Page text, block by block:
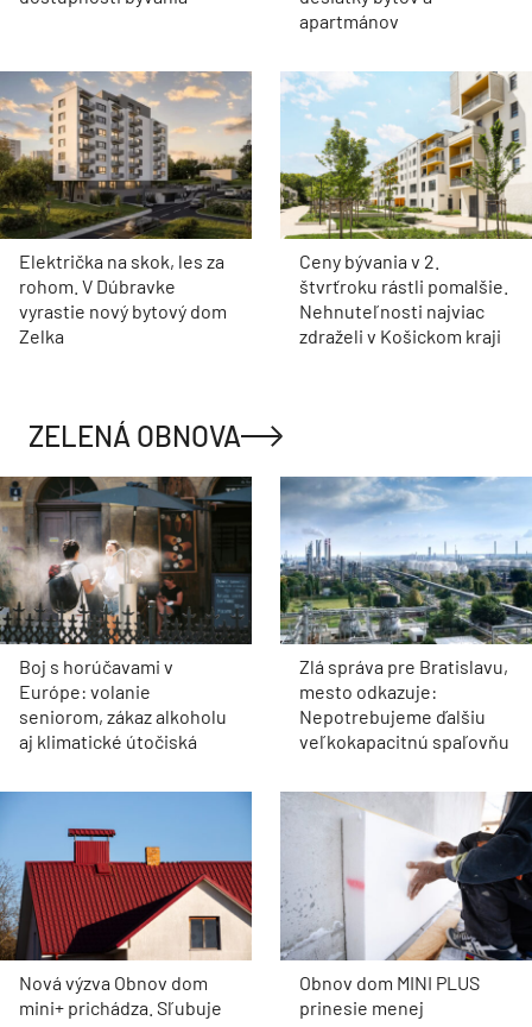
apartmánov
Električka na skok, les za
rohom. V Dúbravke
vyrastie nový bytový dom
Zelka
Ceny bývania v 2.
štvrťroku rástli pomalšie.
Nehnuteľnosti najviac
zdraželi v Košickom kraji
ZELENÁ OBNOVA
Boj s horúčavami v
Európe: volanie
seniorom, zákaz alkoholu
aj klimatické útočiská
Zlá správa pre Bratislavu,
mesto odkazuje:
Nepotrebujeme ďalšiu
veľkokapacitnú spaľovňu
Nová výzva Obnov dom
mini+ prichádza. Sľubuje
Obnov dom MINI PLUS
prinesie menej